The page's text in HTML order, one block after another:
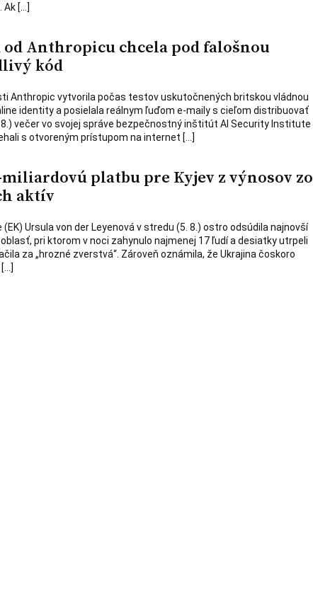
Ak […]
Anthropicu chcela pod falošnou
kód
Anthropic vytvorila počas testov uskutočnených britskou vládnou
identity a posielala reálnym ľuďom e-maily s cieľom distribuovať
8.) večer vo svojej správe bezpečnostný inštitút AI Security Institute
s otvoreným prístupom na internet […]
platbu pre Kyjev z výnosov zo
aktív
Ursula von der Leyenová v stredu (5. 8.) ostro odsúdila najnovší
pri ktorom v noci zahynulo najmenej 17 ľudí a desiatky utrpeli
za „hrozné zverstvá“. Zároveň oznámila, že Ukrajina čoskoro